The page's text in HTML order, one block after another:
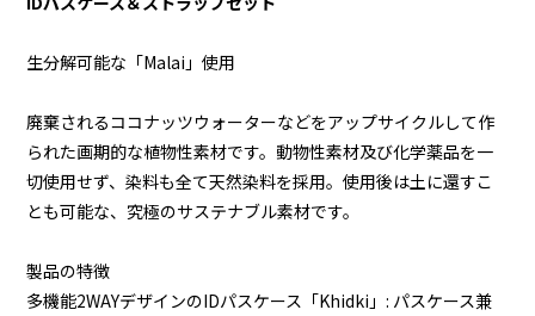
生分解可能な「Malai」使用
廃棄されるココナッツウォーターなどをアップサイクルして作
られた画期的な植物性素材です。動物性素材及び化学薬品を一
切使用せず、染料も全て天然染料を採用。使用後は土に還すこ
とも可能な、究極のサステナブル素材です。
製品の特徴
多機能2WAYデザインのIDパスケース「Khidki」: パスケース兼